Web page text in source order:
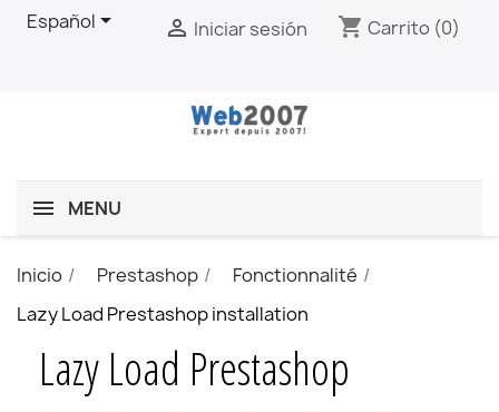
Español  Iniciar sesión shopping_cart Carrito (0)
MENU
Inicio Prestashop
Fonctionnalité
Lazy Load Prestashop installation
Lazy Load Prestashop